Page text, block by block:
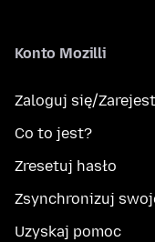
Konto Mozilli
Zaloguj się/
Co to jest?
Zresetuj hasło
Zsynchronizuj
Uzyskaj pomoc